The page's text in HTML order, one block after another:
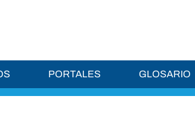
PORTALES GLOSARIO